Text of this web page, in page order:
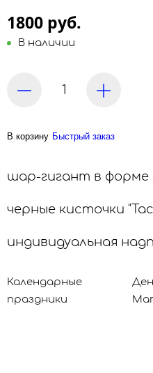
1800 руб.
В наличии
В корзину Быстрый заказ
шар-гигант в форме
черные кисточки
индивидуальная
Календарные
праздники